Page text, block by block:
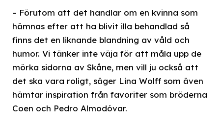
– Förutom att det handlar om en kvinna som
hämnas efter att ha blivit illa behandlad så
finns det en liknande blandning av våld och
humor. Vi tänker inte väja för att måla upp de
mörka sidorna av Skåne, men vill ju också att
det ska vara roligt, säger Lina Wolff som även
hämtar inspiration från favoriter som bröderna
Coen och Pedro Almodóvar.